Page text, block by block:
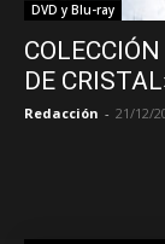
DVD y Blu-ray
DE
Redacción - 21/12/